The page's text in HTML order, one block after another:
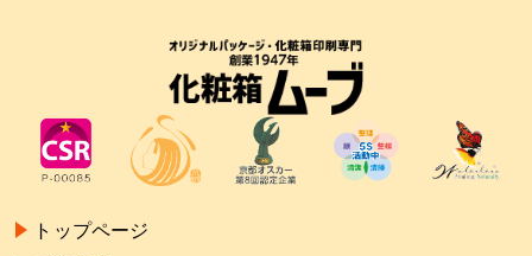
トップページ